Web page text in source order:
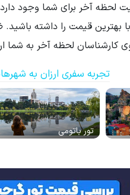
آخر برای شما وجود
بهترین قیمت را داشته
لحظه آخر به شما
تجربه سفری ارزان به
تور باتومی